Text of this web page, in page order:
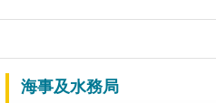
海事及水務局